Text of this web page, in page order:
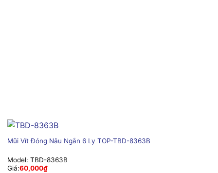
Mũi Vít Đóng Nâu Ngắn 6 Ly TOP-TBD-8363B
Model: TBD-8363B
Giá:60,000₫